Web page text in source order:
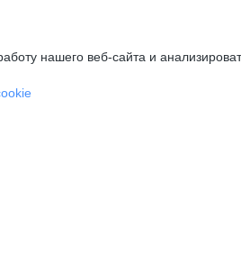
нашего веб-сайта и